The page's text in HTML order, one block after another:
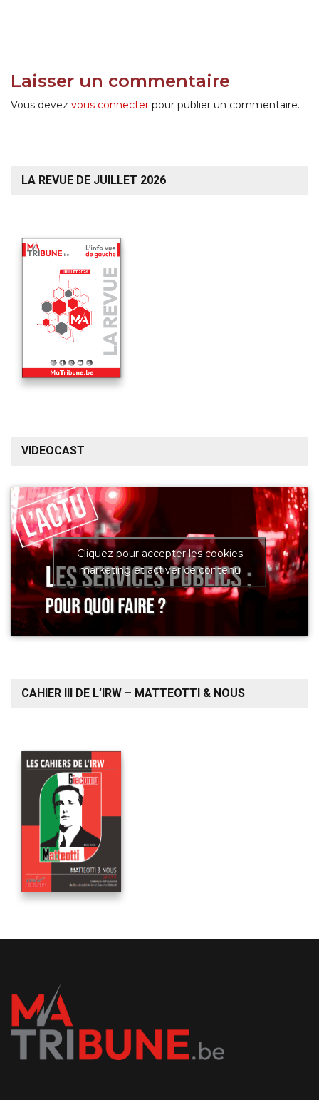
Laisser un commentaire
Vous devez vous connecter pour publier un commentaire.
LA REVUE DE JUILLET 2026
VIDEOCAST
Cliquez pour accepter les cookies
marketing et activer ce contenu
CAHIER III DE L’IRW – MATTEOTTI & NOUS